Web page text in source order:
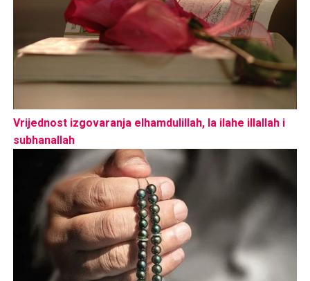
Vrijednost izgovaranja elhamdulillah, la ilahe illallah i
subhanallah